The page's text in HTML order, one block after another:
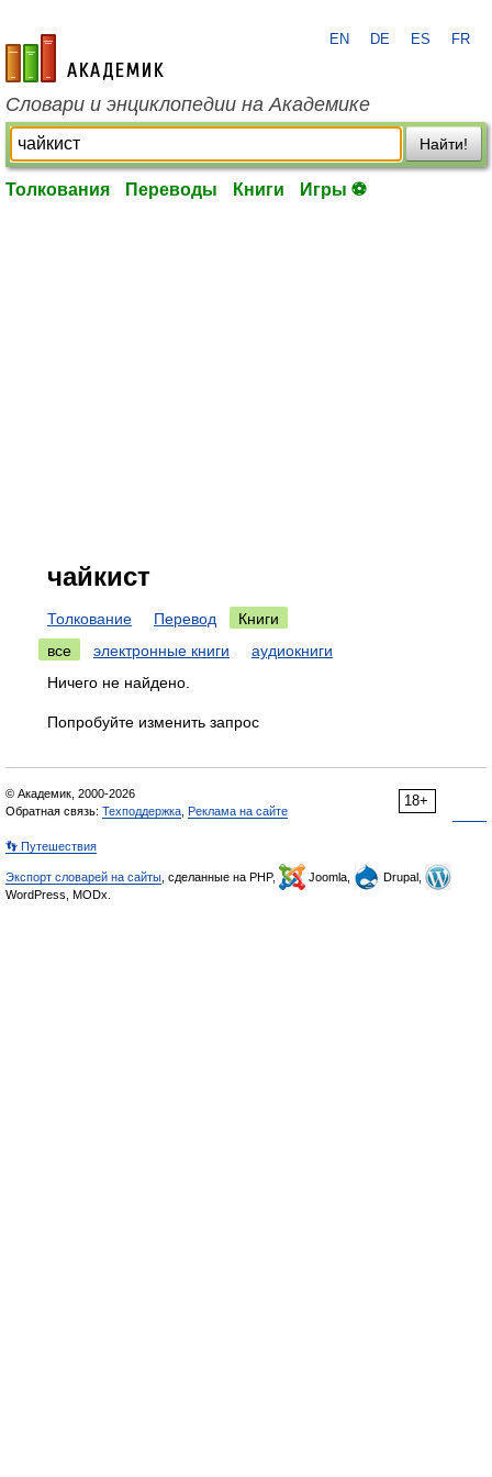
academic.ru
EN DE ES FR
Словари и энциклопедии на Академике
Найти!
Толкования Переводы Книги Игры ⚽
чайкист
Толкование Перевод
Книги
все
электронные книги
аудиокниги
Ничего не найдено.
Попробуйте изменить запрос
18+
© Академик, 2000-2026
Обратная связь: Техподдержка Реклама на сайте
👣 Путешествия
Экспорт словарей на сайты , сделанные на PHP, Joomla,
Drupal,
WordPress, MODx.